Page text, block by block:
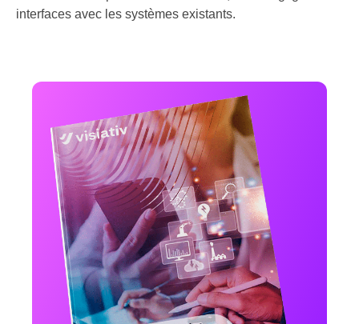
interfaces avec les systèmes existants.